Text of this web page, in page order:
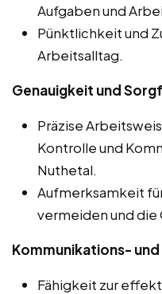
Aufgaben und
Pünktlichkeit und
Arbeitsalltag.
Genauigkeit und
Präzise
Kontrolle und
Nuthetal.
Aufmerksamkeit
vermeiden und die
Kommunikations-
Fähigkeit zur